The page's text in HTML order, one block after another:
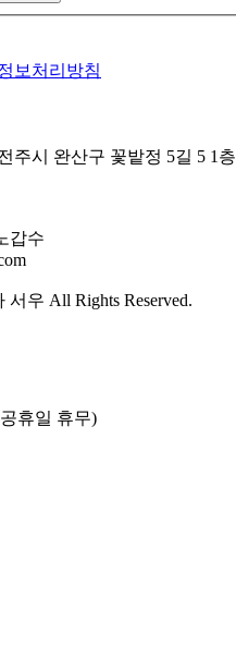
보처리방침
주시 완산구 꽃밭정 5길 5 1층
갑수
우 All Rights Reserved.
휴일 휴무)